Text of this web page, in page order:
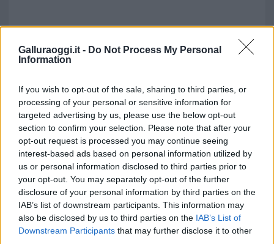
Galluraoggi.it - Do Not Process My Personal
Information
If you wish to opt-out of the sale, sharing to third parties, or
processing of your personal or sensitive information for
targeted advertising by us, please use the below opt-out
section to confirm your selection. Please note that after your
opt-out request is processed you may continue seeing
interest-based ads based on personal information utilized by
us or personal information disclosed to third parties prior to
your opt-out. You may separately opt-out of the further
disclosure of your personal information by third parties on the
IAB’s list of downstream participants. This information may
also be disclosed by us to third parties on the IAB’s List of
Downstream Participants that may further disclose it to other
Vuoi rimuovere le pubblicità nazionali?
Puoi abbonarti asoli € 1,10 al mese
cliccandoqui
Sei già abbonato?